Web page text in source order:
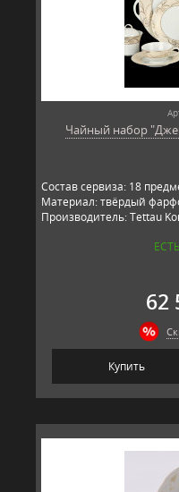
Чайный набор
Состав сервиза: 18
Материал: твёрдый
Производитель: Tettau
62
Купить